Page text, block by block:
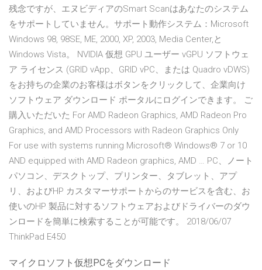
残念ですが、エヌビディアのSmart Scanはあなたのシステム
をサポートしていません。サポート動作システム：Microsoft
Windows 98, 98SE, ME, 2000, XP, 2003, Media Center,と
Windows Vista。 NVIDIA 仮想 GPU ユーザー vGPU ソフトウェ
ア ライセンス (GRID vApp、GRID vPC、または Quadro vDWS)
をお持ちの企業のお客様はボタンをクリックして、企業向け
ソフトウェア ダウンロード ポータルにログインできます。 ご
購入いただいた For AMD Radeon Graphics, AMD Radeon Pro
Graphics, and AMD Processors with Radeon Graphics Only
For use with systems running Microsoft® Windows® 7 or 10
AND equipped with AMD Radeon graphics, AMD … PC、ノート
パソコン、デスクトップ、プリンター、タブレット、アプ
リ、およびHP カスタマーサポートからのサービスを含む、お
使いのHP 製品に対するソフトウェアおよびドライバーのダウ
ンロードを簡単に検索することが可能です。 2018/06/07
ThinkPad E450
マイクロソフト仮想PCをダウンロード